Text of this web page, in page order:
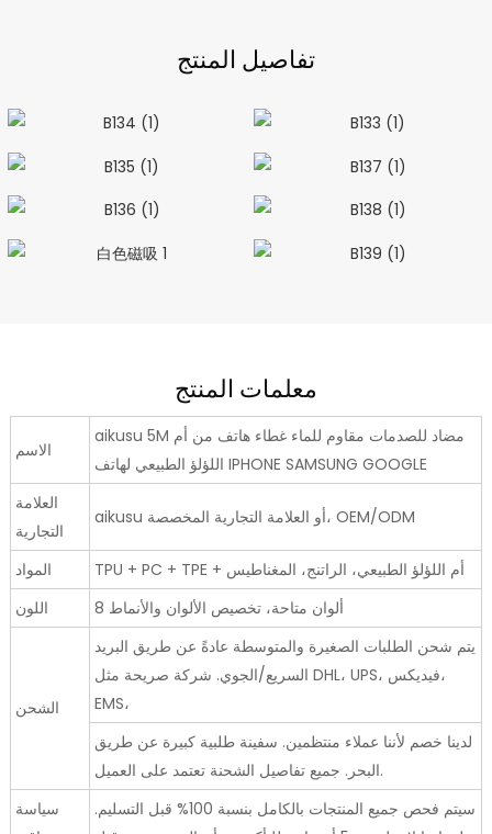
تفاصيل المنتج
معلمات المنتج
الاسم
aikusu 5M مضاد للصدمات مقاوم للماء غطاء هاتف من أم
اللؤلؤ الطبيعي لهاتف IPHONE SAMSUNG GOOGLE
العلامة
التجارية
aikusu أو العلامة التجارية المخصصة، OEM/ODM
المواد
TPU + PC + TPE + أم اللؤلؤ الطبيعي، الراتنج، المغناطيس
اللون
8 ألوان متاحة، تخصيص الألوان والأنماط
الشحن
يتم شحن الطلبات الصغيرة والمتوسطة عادةً عن طريق البريد
السريع/الجوي. شركة صريحة مثل DHL، UPS، فيديكس،
EMS،
لدينا خصم لأننا عملاء منتظمين. سفينة طلبية كبيرة عن طريق
البحر. جميع تفاصيل الشحنة تعتمد على العميل.
سياسة
سيتم فحص جميع المنتجات بالكامل بنسبة 100% قبل التسليم.